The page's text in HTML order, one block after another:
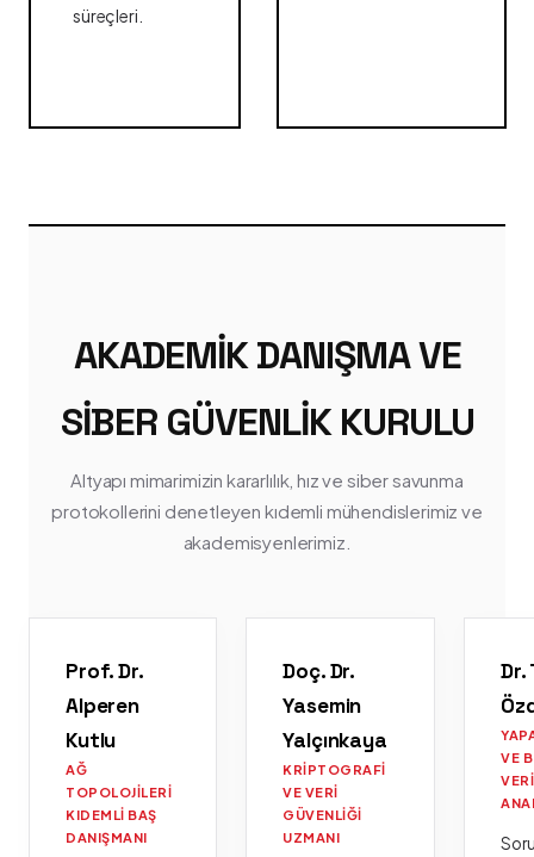
süreçleri.
AKADEMIK DANIŞMA VE
SIBER GÜVENLIK KURULU
Altyapı mimarimizin kararlılık, hız ve siber savunma
protokollerini denetleyen kıdemli mühendislerimiz ve
akademisyenlerimiz.
Prof. Dr.
Alperen
Kutlu
AĞ
TOPOLOJILERI
KIDEMLI BAŞ
DANIŞMANI
Doç. Dr.
Yasemin
Yalçınkaya
KRIPTOGRAFI
VE VERI
GÜVENLIĞI
UZMANI
Dr.
VE
VERI